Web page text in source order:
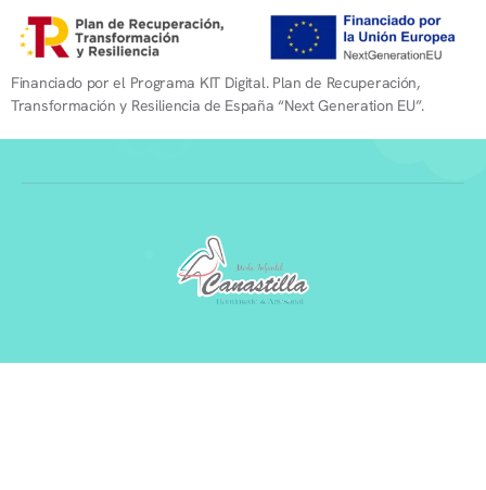
Financiado por el Programa KIT Digital. Plan de Recuperación,
Transformación y Resiliencia de España “Next Generation EU”.